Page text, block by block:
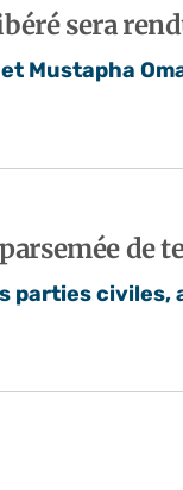
sera
Mustapha
de
parties